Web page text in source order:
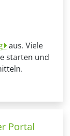
aus. Viele
starten und
Portal